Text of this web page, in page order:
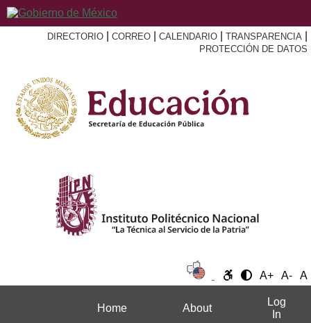
DIRECTORIO CORREO CALENDARIO TRANSPARENCIA
PROTECCIÓN DE DATOS
A+ A- A
Home About
Log
In